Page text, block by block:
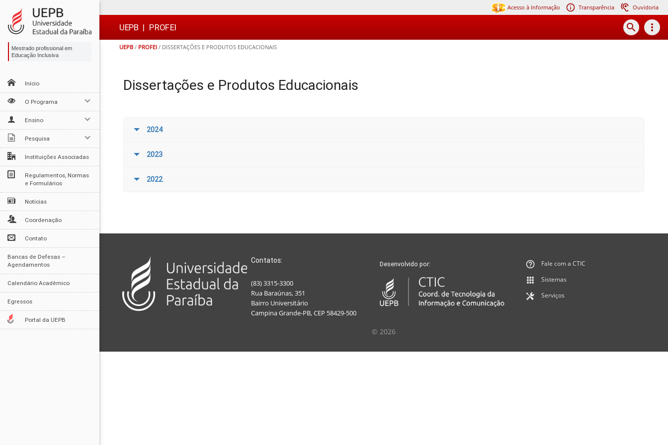
para
conteúdo
para
menu
para
busca
para
rodapé

Acesso à Informação Transparência Ouvidoria
UEPB | PROFEI search more_vert
UEPB / PROFEI / DISSERTAÇÕES E PRODUTOS EDUCACIONAIS
Mestrado profissional em
Educação Inclusiva
Início
O Programa
Ensino
Pesquisa
Instituições Associadas
Regulamentos, Normas
e Formulários
Notícias
Coordenação
Contato
Bancas de Defesas –
Agendamentos
Calendário Acadêmico
Egressos
Portal da UEPB
Dissertações e Produtos Educacionais
2024
2023
2022
Contatos:
(83) 3315-3300
Rua Baraúnas, 351
Bairro Universitário
Campina Grande-PB, CEP 58429-500
Desenvolvido por:
Fale com a CTIC
Sistemas
Serviços
© 2026